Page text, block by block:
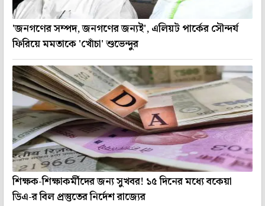
'জনগণের সম্পদ, জনগণের জন্যই', এলিয়ট পার্কের সৌন্দর্য
ফিরিয়ে মমতাকে 'খোঁচা' শুভেন্দুর
শিক্ষক-শিক্ষাকর্মীদের জন্য সুখবর! ১৫ দিনের মধ্যে বকেয়া
ডিএ-র বিল প্রস্তুতের নির্দেশ রাজ্যের